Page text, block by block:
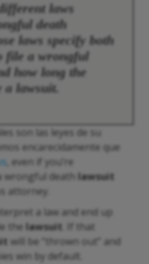
laws
death
laws specify both
file a wrongful
how long the
a lawsuit.
son las leyes de su
encarecidamente que
, even if you’re
wrongful death lawsuit
attorney.
a law and end up
the lawsuit . If that
will be “thrown out” and
win by default.